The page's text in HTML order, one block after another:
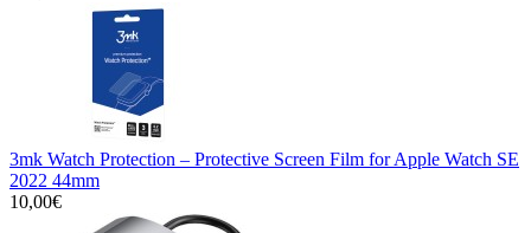
3mk Watch Protection – Protective Screen Film for Apple Watch SE
2022 44mm
10,00€